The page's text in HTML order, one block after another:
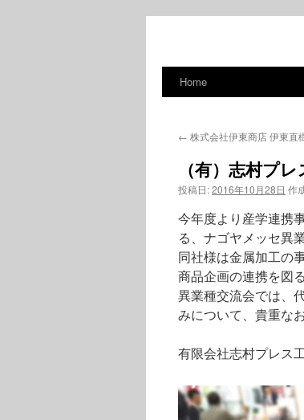
テ
ス
キ
プ
Home
← 株式会社伊東商店 伊東直
（有）志村プ
投稿日:2016年10月28日 作
今年度より産学連携
る、ナゴヤメッセ異
同社様は金属加工の
商品企画の連携を図
異業種交流会では、
みについて、貴重な
有限会社志村プレス